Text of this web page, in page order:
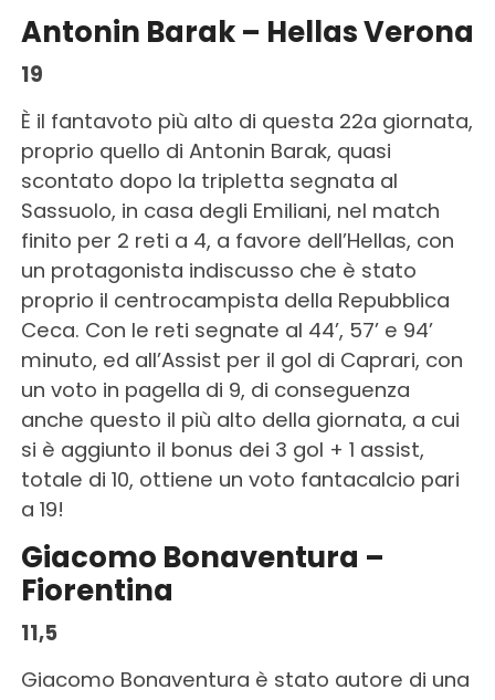
Antonin Barak – Hellas Verona
19
È il fantavoto più alto di questa 22a giornata,
proprio quello di Antonin Barak, quasi
scontato dopo la tripletta segnata al
Sassuolo, in casa degli Emiliani, nel match
finito per 2 reti a 4, a favore dell’Hellas, con
un protagonista indiscusso che è stato
proprio il centrocampista della Repubblica
Ceca. Con le reti segnate al 44’, 57’ e 94’
minuto, ed all’Assist per il gol di Caprari, con
un voto in pagella di 9, di conseguenza
anche questo il più alto della giornata, a cui
si è aggiunto il bonus dei 3 gol + 1 assist,
totale di 10, ottiene un voto fantacalcio pari
a 19!
Giacomo Bonaventura –
Fiorentina
11,5
Giacomo Bonaventura è stato autore di una